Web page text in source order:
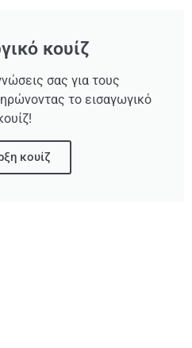
κουίζ
σας για τους
το εισαγωγικό
κουίζ